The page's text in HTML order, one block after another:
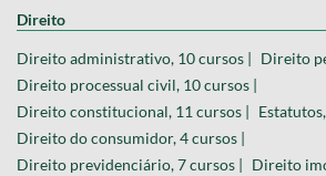
Direito
Direito administrativo, 10 cursos | Direito
Direito processual civil, 10 cursos |
Direito constitucional, 11 cursos |
Direito do consumidor, 4 cursos |
Direito previdenciário, 7 cursos | Direito